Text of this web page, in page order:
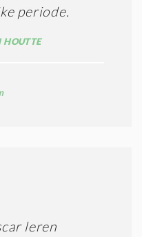
periode.
HOUTTE
leren